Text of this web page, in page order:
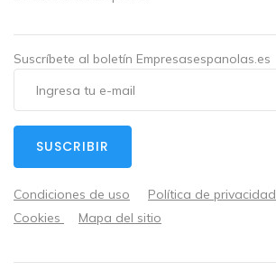
Suscríbete al boletín Empresasespanolas.es
Condiciones de uso Política de privacidad
Cookies
Mapa del sitio
SUSCRIBIR